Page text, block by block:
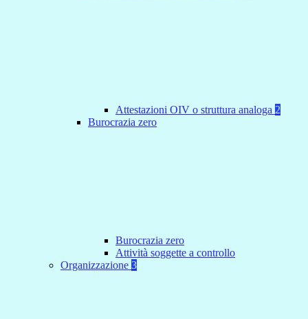
Attestazioni OIV o struttura analoga 2
Burocrazia zero
Burocrazia zero
Attività soggette a controllo
Organizzazione 3